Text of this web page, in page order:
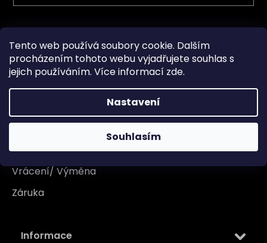
Tento web používá soubory cookie. Dalším
procházením tohoto webu vyjadřujete souhlas s
jejich používáním. Více informací zde.
Nastavení
Souhlasím
Doprava
Garance originality
Tabulka velikosti
Vrácení/ Výměna
Záruka
Informace